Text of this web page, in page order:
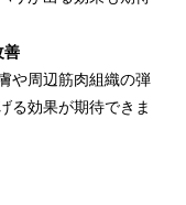
善
や周辺筋肉組織の弾
る効果が期待できま